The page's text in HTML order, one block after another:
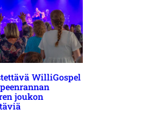
WilliGospel
joukon